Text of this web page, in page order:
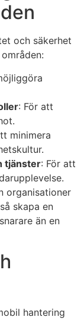
och säkerhet
: För att
minimera
tjänster: För att
organisationer
skapa en
än en
hantering